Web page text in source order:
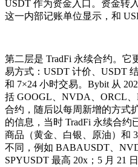
USDT 作为资金入口。资金转
这一内部记账单位显示，和
第二层是 TradFi 永续合约。它
易方式：USDT 计价、USDT
和 7×24 小时交易。Bybit 从
括 GOOGL、NVDA、ORCL
合约，随后以每周新增的方式
的信息，当时 TradFi 永续合约
商品（黄金、白银、原油）和
不同，例如 BABAUSDT、
SPYUSDT 最高 20x；5 月 21